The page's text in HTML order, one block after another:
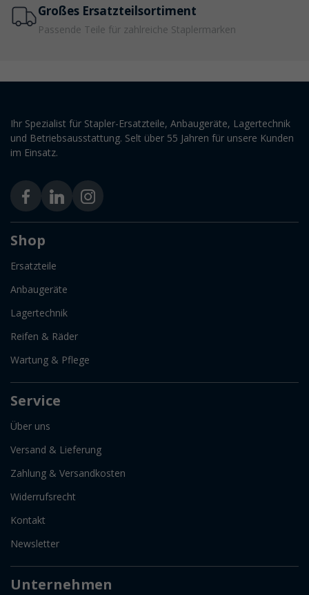
Großes Ersatzteilsortiment
Passende Teile für zahlreiche Staplermarken
Ihr Spezialist für Stapler-Ersatzteile, Anbaugeräte, Lagertechnik
und Betriebsausstattung. Selt über 55 Jahren für unsere Kunden
im Einsatz.
Shop
Ersatzteile
Anbaugeräte
Lagertechnik
Reifen & Räder
Wartung & Pflege
Service
Über uns
Versand & Lieferung
Zahlung & Versandkosten
Widerrufsrecht
Kontakt
Newsletter
Unternehmen